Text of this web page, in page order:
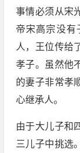
事情必须从宋
帝宋高宗没有
人，王位传给
孝子。虽然他
的妻子非常孝
心继承人。
由于大儿子和
三儿子中挑选